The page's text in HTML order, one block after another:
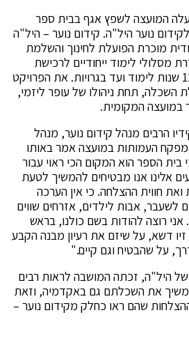
המועצה לשפץ אגף בבית ספר
נוער היל"ה. קידום נוער – היל"ה
מוכרת הפועלת לחינוך והשלמת
מסלולי לימוד ייחודיים לרכישת
השכלה עם תעודה, מ – 12 שנות לימוד ועד בגרויות. את הפרויקט
השכלה, תחת ניהולו של עופר ליזמי,
במועצה המקומית.
הרבים מנהל קידום נוער, מנהל
העמותות במועצה אמר באותו
בית הספר הוא המקום הכי ראוי עבור
אלינו אנו מבטיחים להמשיך לטעת
חווית ההצלחה. כי אין הערכה
לשעבר, אבות לילדים, אזרחים שווים
אני רוצה להודות בשם כולנו, בראש
דשא, על שיזם את רעיון מבנה הקבע
על שהבטיח וגם קיים."
של היל"ה, זכתה המושבה לראות רבים
את השכלתם גם באקדמיה, וזאת
שהם ראו כחלק מקידום נוער –